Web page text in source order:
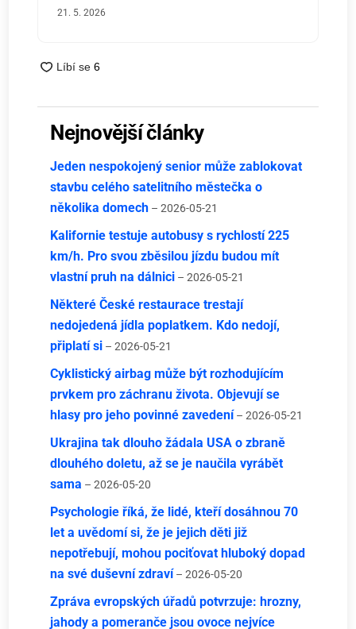
21. 5. 2026
Nejnovější články
Jeden nespokojený senior může zablokovat
stavbu celého satelitního městečka o
několika domech – 2026-05-21
Kalifornie testuje autobusy s rychlostí 225
km/h. Pro svou zběsilou jízdu budou mít
vlastní pruh na dálnici – 2026-05-21
Některé České restaurace trestají
nedojedená jídla poplatkem. Kdo nedojí,
připlatí si – 2026-05-21
Cyklistický airbag může být rozhodujícím
prvkem pro záchranu života. Objevují se
hlasy pro jeho povinné zavedení – 2026-05-21
Ukrajina tak dlouho žádala USA o zbraně
dlouhého doletu, až se je naučila vyrábět
sama – 2026-05-20
Psychologie říká, že lidé, kteří dosáhnou 70
let a uvědomí si, že je jejich děti již
nepotřebují, mohou pociťovat hluboký dopad
na své duševní zdraví – 2026-05-20
Zpráva evropských úřadů potvrzuje: hrozny,
jahody a pomeranče jsou ovoce nejvíce